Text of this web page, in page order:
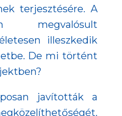
terjesztésére. A
megvalósult
illeszkedik
De mi történt
javították a